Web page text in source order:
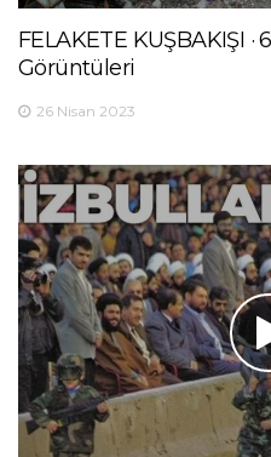
FELAKETE KUŞBAKIŞI
Görüntüleri
26 Nisan 2023